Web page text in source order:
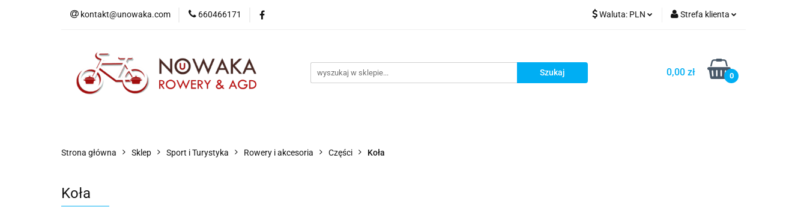
kontakt@unowaka.com 660466171 Waluta: PLN Strefa klienta
Zarejestruj się
Dodaj zgłoszenie
0,00 zł 0
Strona główna Sklep Sport i Turystyka Rowery i akcesoria Części Koła
Koła